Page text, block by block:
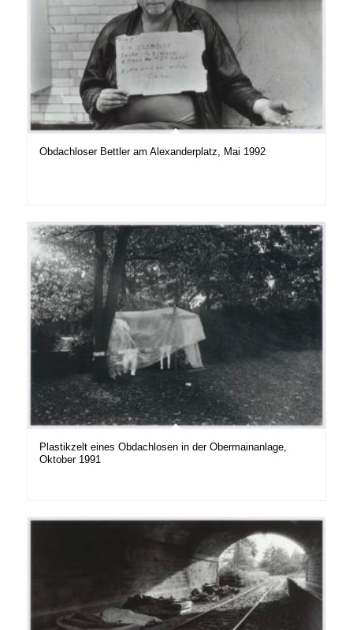
Obdachloser Bettler am Alexanderplatz, Mai 1992
Plastikzelt eines Obdachlosen in der Obermainanlage,
Oktober 1991